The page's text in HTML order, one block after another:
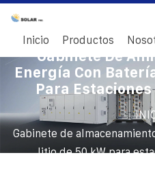
Inicio Productos
Gabinete De
Energía Con
Para Estaciones
Gabinete de
litio de 50 kW para